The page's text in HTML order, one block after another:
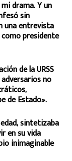
drama. Y un
sin
una entrevista
como presidente
de la URSS
no
de Estado».
sintetizaba
en su vida
inimaginable